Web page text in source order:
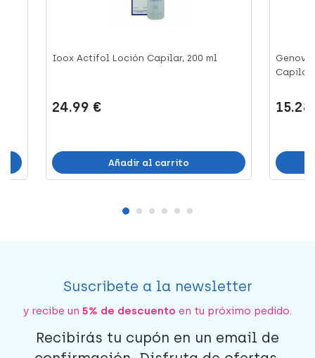
Ioox Actifol Loción Capilar, 200 ml
24.99 €
Añadir al carrito
Capilar,
Suscríbete a la newsletter
y recibe un 5% de descuento en tu próximo pedido.
Recibirás tu cupón en un email de